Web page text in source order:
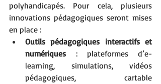
polyhandicapés. Pour cela, plusieurs
innovations pédagogiques seront mises
en place :
Outils pédagogiques interactifs et
numériques : plateformes d’e-
learning, simulations, vidéos
pédagogiques, cartable